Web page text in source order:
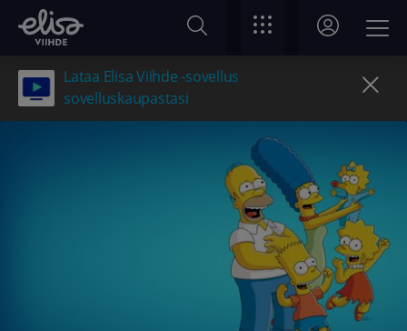
Lataa Elisa Viihde -sovellus
sovelluskaupastasi